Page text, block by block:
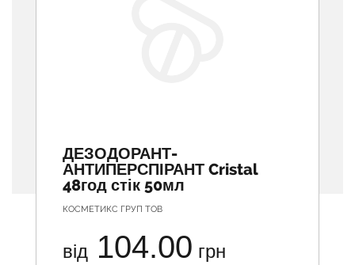
ДЕЗОДОРАНТ-
АНТИПЕРСПІРАНТ Cristal
48год стік 50мл
КОСМЕТИКС ГРУП ТОВ
від 104.00 грн